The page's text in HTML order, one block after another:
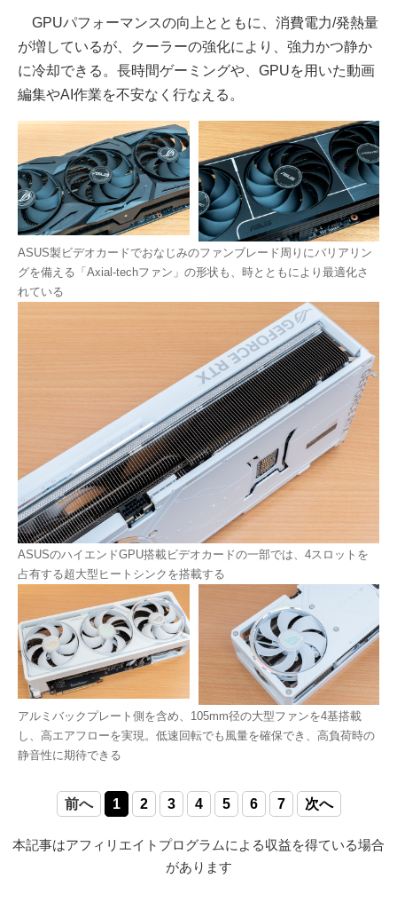
GPUパフォーマンスの向上とともに、消費電力/発熱量
が増しているが、クーラーの強化により、強力かつ静か
に冷却できる。長時間ゲーミングや、GPUを用いた動画
編集やAI作業を不安なく行なえる。
ASUS製ビデオカードでおなじみのファンブレード周りにバリアリン
グを備える「Axial-techファン」の形状も、時とともにより最適化さ
れている
ASUSのハイエンドGPU搭載ビデオカードの一部では、4スロットを
占有する超大型ヒートシンクを搭載する
アルミバックプレート側を含め、105mm径の大型ファンを4基搭載
し、高エアフローを実現。低速回転でも風量を確保でき、高負荷時の
静音性に期待できる
前へ 1 2 3 4 5 6 7 次へ
本記事はアフィリエイトプログラムによる収益を得ている場合
があります